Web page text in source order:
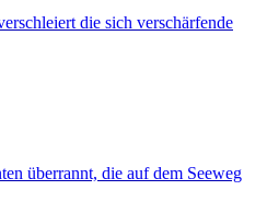
die sich verschärfende
überrannt, die auf dem Seeweg